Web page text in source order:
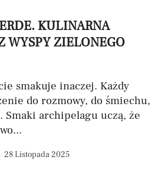
KULINARNA
WYSPY ZIELONEGO
smakuje inaczej. Każdy
do rozmowy, do śmiechu,
Smaki archipelagu uczą, że
28 Listopada 2025